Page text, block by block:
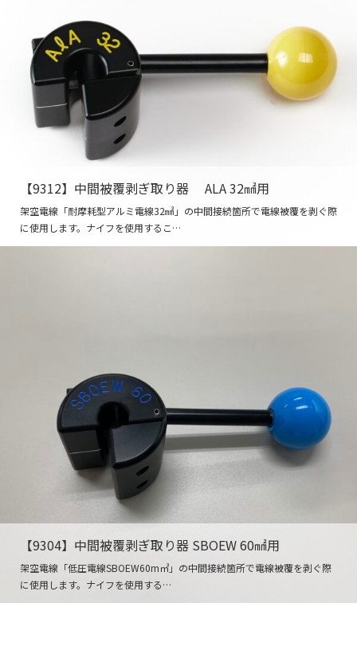
【9312】中間被覆剥ぎ取り器 ALA 32㎟用
架空電線「耐摩耗型アルミ電線32㎟」の中間接続箇所で電線被覆を剥ぐ際
に使用します。ナイフを使用するこ…
【9304】中間被覆剥ぎ取り器 SBOEW 60㎟用
架空電線「低圧電線SBOEW60m㎡」の中間接続箇所で電線被覆を剥ぐ際
に使用します。ナイフを使用する…